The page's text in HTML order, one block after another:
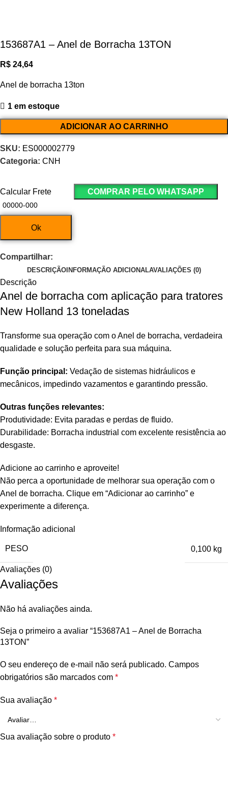
153687A1 – Anel de Borracha 13TON
R$ 24,64
Anel de borracha 13ton
1 em estoque
ADICIONAR AO CARRINHO
SKU: ES000002779
Categoria: CNH
Calcular Frete
Ok
COMPRAR PELO WHATSAPP
Compartilhar:
DESCRIÇÃO INFORMAÇÃO ADICIONALAVALIAÇÕES (0)
Descrição
Anel de borracha com aplicação para tratores
New Holland 13 toneladas
Transforme sua operação com o Anel de borracha, verdadeira
qualidade e solução perfeita para sua máquina.
Função principal: Vedação de sistemas hidráulicos e
mecânicos, impedindo vazamentos e garantindo pressão.
Outras funções relevantes:
Produtividade: Evita paradas e perdas de fluido.
Durabilidade: Borracha industrial com excelente resistência ao
desgaste.
Adicione ao carrinho e aproveite!
Não perca a oportunidade de melhorar sua operação com o
Anel de borracha. Clique em “Adicionar ao carrinho” e
experimente a diferença.
Informação adicional
PESO 0,100 kg
Avaliações (0)
Avaliações
Não há avaliações ainda.
Seja o primeiro a avaliar “153687A1 – Anel de Borracha
13TON”
O seu endereço de e-mail não será publicado. Campos
obrigatórios são marcados com *
Sua avaliação *
Sua avaliação sobre o produto *